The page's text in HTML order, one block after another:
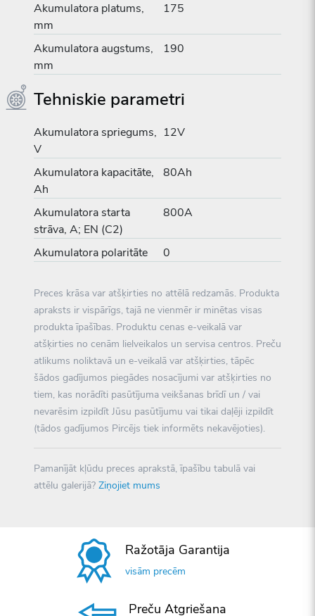
Akumulatora platums,
mm
175
Akumulatora augstums,
mm
190
Tehniskie parametri
Akumulatora spriegums,
V
12V
Akumulatora kapacitāte,
Ah
80Ah
Akumulatora starta
strāva, A; EN (C2)
800A
Akumulatora polaritāte 0
Preces krāsa var atšķirties no attēlā redzamās. Produkta
apraksts ir vispārīgs, tajā ne vienmēr ir minētas visas
produkta īpašības. Produktu cenas e-veikalā var
atšķirties no cenām lielveikalos un servisa centros. Preču
atlikums noliktavā un e-veikalā var atšķirties, tāpēc
šādos gadījumos piegādes nosacījumi var atšķirties no
tiem, kas norādīti pasūtījuma veikšanas brīdī un / vai
nevarēsim izpildīt Jūsu pasūtījumu vai tikai daļēji izpildīt
(tādos gadījumos Pircējs tiek informēts nekavējoties).
Pamanījāt kļūdu preces aprakstā, īpašību tabulā vai
attēlu galerijā? Ziņojiet mums
Ražotāja Garantija
visām precēm
Preču Atgriešana